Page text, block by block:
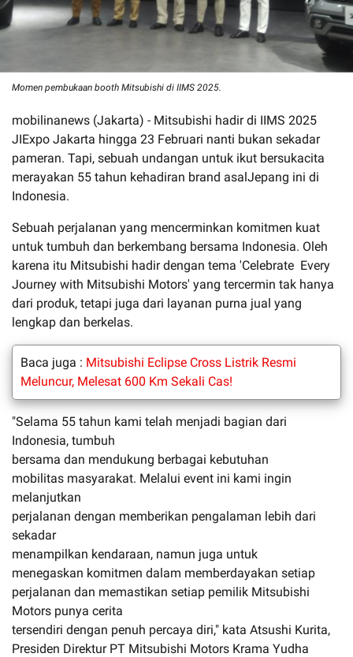
Momen pembukaan booth Mitsubishi di IIMS 2025.
mobilinanews (Jakarta) - Mitsubishi hadir di IIMS 2025
JIExpo Jakarta hingga 23 Februari nanti bukan sekadar
pameran. Tapi, sebuah undangan untuk ikut bersukacita
merayakan 55 tahun kehadiran brand asalJepang ini di
Indonesia.
Sebuah perjalanan yang mencerminkan komitmen kuat
untuk tumbuh dan berkembang bersama Indonesia. Oleh
karena itu Mitsubishi hadir dengan tema 'Celebrate Every
Journey with Mitsubishi Motors' yang tercermin tak hanya
dari produk, tetapi juga dari layanan purna jual yang
lengkap dan berkelas.
Baca juga : Mitsubishi Eclipse Cross Listrik Resmi
Meluncur, Melesat 600 Km Sekali Cas!
"Selama 55 tahun kami telah menjadi bagian dari
Indonesia, tumbuh
bersama dan mendukung berbagai kebutuhan
mobilitas masyarakat. Melalui event ini kami ingin
melanjutkan
perjalanan dengan memberikan pengalaman lebih dari
sekadar
menampilkan kendaraan, namun juga untuk
menegaskan komitmen dalam memberdayakan setiap
perjalanan dan memastikan setiap pemilik Mitsubishi
Motors punya cerita
tersendiri dengan penuh percaya diri," kata Atsushi Kurita,
Presiden Direktur PT Mitsubishi Motors Krama Yudha